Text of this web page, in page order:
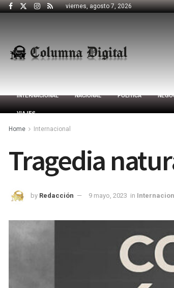
viernes, agosto 7, 2026
INTERNACIONAL NACIONAL POLÍTICA
VIAJES
Home Internacional
Tragedia
by Redacción 9 mayo, 2023 in